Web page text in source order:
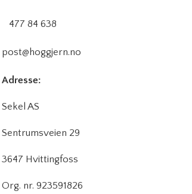
477 84 638
post@hoggjern.no
Adresse:
Sekel AS
Sentrumsveien 29
3647 Hvittingfoss
Org. nr. 923591826